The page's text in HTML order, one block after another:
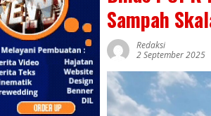
Sampah
Redaksi
2 September 2025